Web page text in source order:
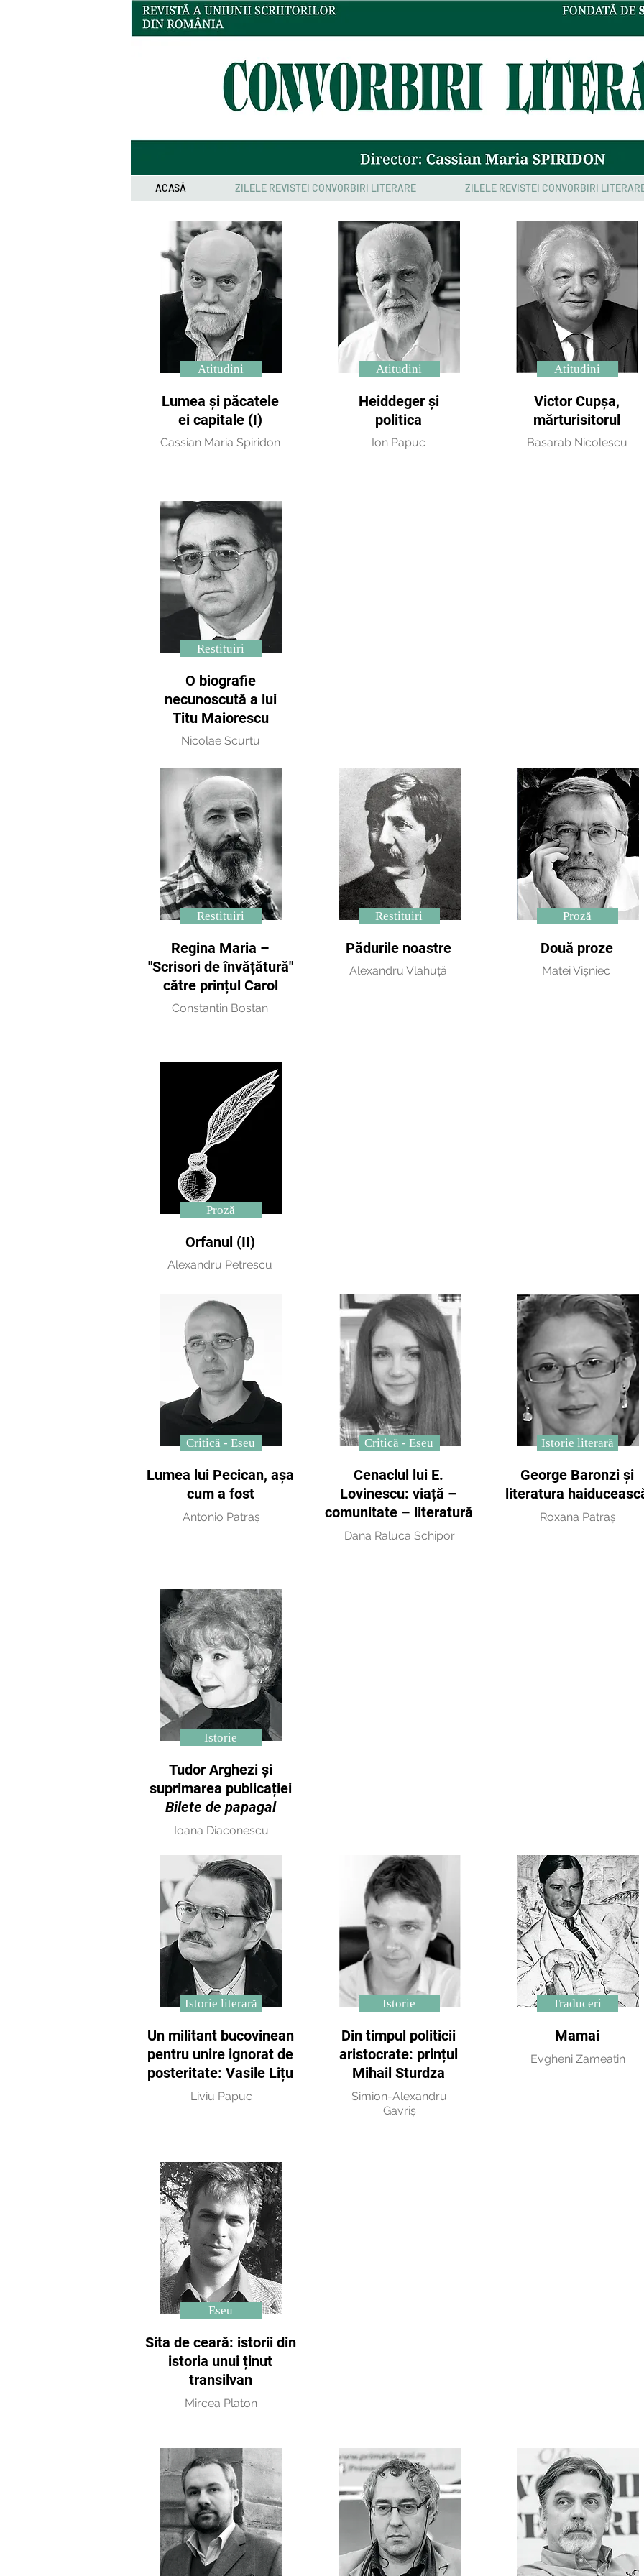
ACASĂ ZILELE REVISTEI CONVORBIRI LITERARE ZILELE REVISTEI CONVORBIRI
Atitudini
Lumea și păcatele
ei capitale (I)
Cassian Maria Spiridon
Atitudini
Heiddeger și
politica
Ion Papuc
Atitudini
Victor Cupșa,
mărturisitorul
Basarab Nicolescu
Restituiri
O biografie
necunoscută a lui
Titu Maiorescu
Nicolae Scurtu
Restituiri
Regina Maria –
"Scrisori de învățătură"
către prințul Carol
Constantin Bostan
Restituiri
Pădurile noastre
Alexandru Vlahuță
Proză
Două proze
Matei Vișniec
Proză
Orfanul (II)
Alexandru Petrescu
Critică - Eseu
Lumea lui Pecican, așa
cum a fost
Antonio Patraș
Critică - Eseu
Cenaclul lui E.
Lovinescu: viață –
comunitate – literatură
Dana Raluca Schipor
Istorie literară
George Baronzi și
literatura
Roxana Patraș
Istorie
Tudor Arghezi și
suprimarea publicației
Bilete de papagal
Ioana Diaconescu
Istorie literară
Un militant bucovinean
pentru unire ignorat de
posteritate: Vasile Lițu
Liviu Papuc
Istorie
Din timpul politicii
aristocrate: prințul
Mihail Sturdza
Simion-Alexandru
Gavriș
Traduceri
Mamai
Evgheni Zameatin
Eseu
Sita de ceară: istorii din
istoria unui ținut
transilvan
Mircea Platon